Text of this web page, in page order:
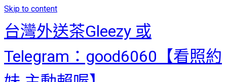
Skip to content
台灣外送茶Gleezy 或
Telegram：good6060【看照約